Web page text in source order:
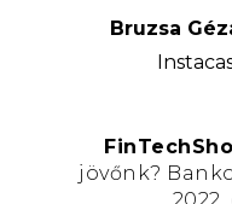
Bruzsa
jövőnk?